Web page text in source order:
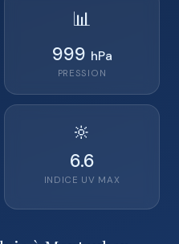
📊
999 hPa
PRESSION
🔆
6.6
INDICE UV MAX